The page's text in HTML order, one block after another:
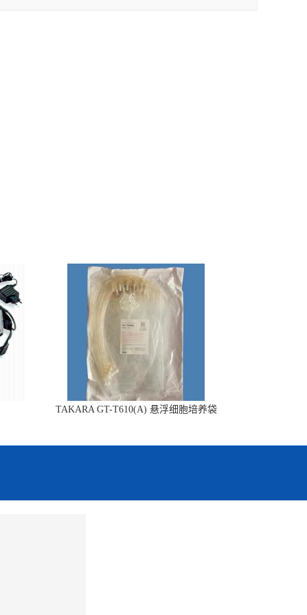
TAKARA GT-T610(A) 悬浮细胞培养袋